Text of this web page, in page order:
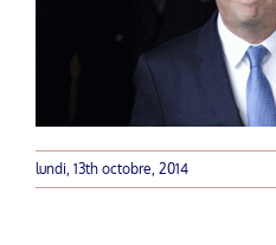
lundi, 13th octobre, 2014